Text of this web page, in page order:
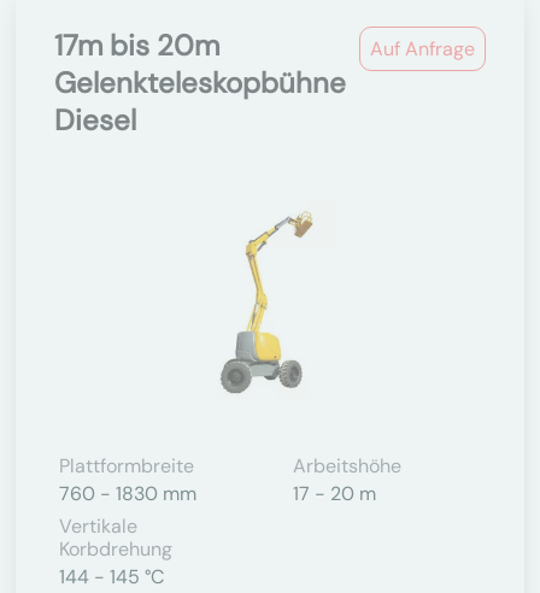
Auf Anfrage
17m bis 20m
Gelenkteleskopbühne
Diesel
Plattformbreite
760 - 1830 mm
Arbeitshöhe
17 - 20 m
Vertikale
Korbdrehung
144 - 145 °C